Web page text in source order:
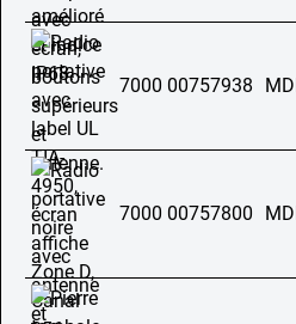
7000 00757938
7000 00757800